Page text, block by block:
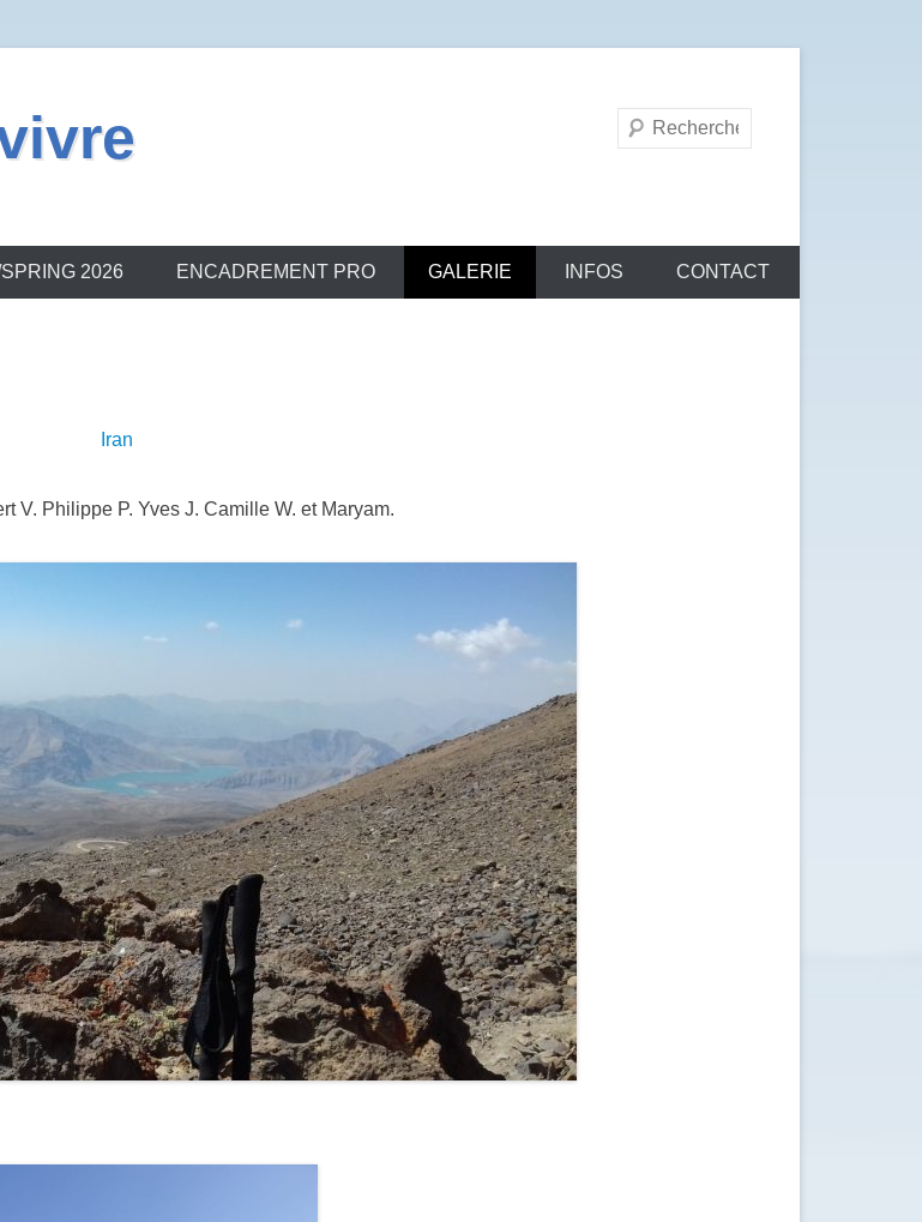
Recherche
2026 ENCADREMENT PRO GALERIE INFOS CONTACT
Iran
V. Philippe P. Yves J. Camille W. et Maryam.